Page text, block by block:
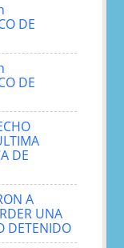
DE
DE
DE
A
UNA
DETENIDO